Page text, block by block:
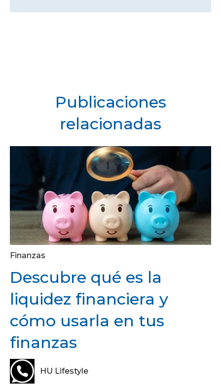
Publicaciones
relacionadas
Finanzas
Descubre qué es la
liquidez financiera y
cómo usarla en tus
finanzas
HU Lifestyle